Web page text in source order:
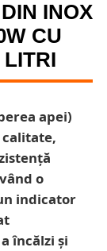
INOX
CU
LITRI
apei)
o
indicator
încălzi și